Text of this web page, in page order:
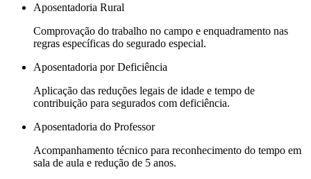
Aposentadoria Rural
Comprovação do trabalho no campo e enquadramento nas
regras específicas do segurado especial.
Aposentadoria por Deficiência
Aplicação das reduções legais de idade e tempo de
contribuição para segurados com deficiência.
Aposentadoria do Professor
Acompanhamento técnico para reconhecimento do tempo em
sala de aula e redução de 5 anos.